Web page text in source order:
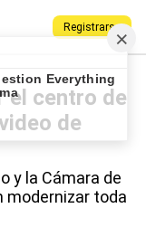
Registrarse
el centro de
de
y la Cámara de
modernizar toda